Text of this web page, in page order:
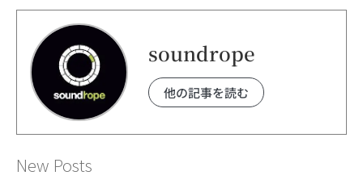
soundrope
他の記事を読む
New Posts